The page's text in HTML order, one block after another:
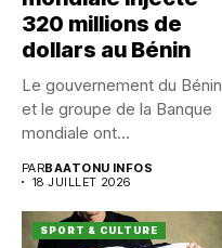
320 millions de
dollars au Bénin
Le gouvernement du Bénin
et le groupe de la Banque
mondiale ont...
PARBAATONU INFOS
18 JUILLET 2026
SPORT & CULTURE